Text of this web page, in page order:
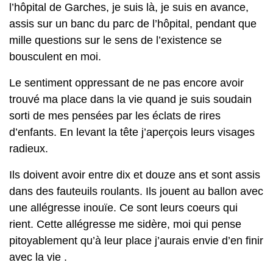
l’hôpital de Garches, je suis là, je suis en avance,
assis sur un banc du parc de l’hôpital, pendant que
mille questions sur le sens de l’existence se
bousculent en moi.
Le sentiment oppressant de ne pas encore avoir
trouvé ma place dans la vie quand je suis soudain
sorti de mes pensées par les éclats de rires
d’enfants. En levant la tête j’aperçois leurs visages
radieux.
Ils doivent avoir entre dix et douze ans et sont assis
dans des fauteuils roulants. Ils jouent au ballon avec
une allégresse inouïe. Ce sont leurs coeurs qui
rient. Cette allégresse me sidère, moi qui pense
pitoyablement qu’à leur place j’aurais envie d’en finir
avec la vie .